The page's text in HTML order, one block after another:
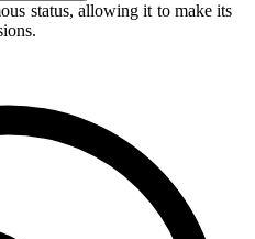
status, allowing it to make its